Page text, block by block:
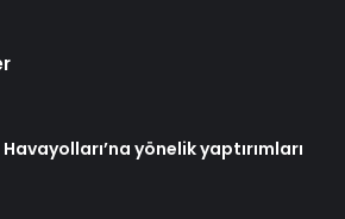
yönelik yaptırımları